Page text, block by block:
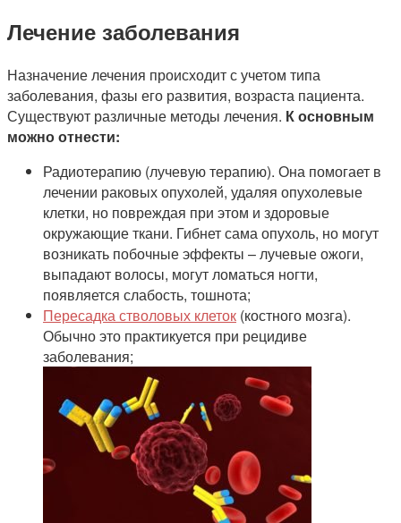
Лечение заболевания
Назначение лечения происходит с учетом типа
заболевания, фазы его развития, возраста пациента.
Существуют различные методы лечения. К основным
можно отнести:
Радиотерапию (лучевую терапию). Она помогает в
лечении раковых опухолей, удаляя опухолевые
клетки, но повреждая при этом и здоровые
окружающие ткани. Гибнет сама опухоль, но могут
возникать побочные эффекты – лучевые ожоги,
выпадают волосы, могут ломаться ногти,
появляется слабость, тошнота;
Пересадка стволовых клеток (костного мозга).
Обычно это практикуется при рецидиве
заболевания;